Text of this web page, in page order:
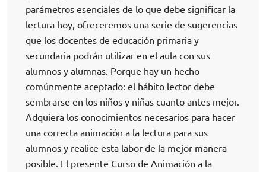
parámetros esenciales de lo que debe significar la
lectura hoy, ofreceremos una serie de sugerencias
que los docentes de educación primaria y
secundaria podrán utilizar en el aula con sus
alumnos y alumnas. Porque hay un hecho
comúnmente aceptado: el hábito lector debe
sembrarse en los niños y niñas cuanto antes mejor.
Adquiera los conocimientos necesarios para hacer
una correcta animación a la lectura para sus
alumnos y realice esta labor de la mejor manera
posible. El presente Curso de Animación a la